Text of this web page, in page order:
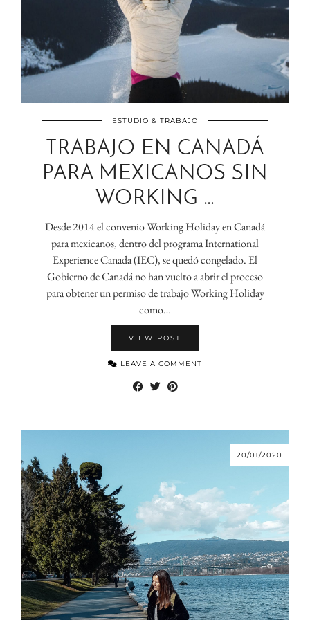
ESTUDIO & TRABAJO
TRABAJO EN CANADÁ
PARA MEXICANOS SIN
WORKING …
Desde 2014 el convenio Working Holiday en Canadá
para mexicanos, dentro del programa International
Experience Canada (IEC), se quedó congelado. El
Gobierno de Canadá no han vuelto a abrir el proceso
para obtener un permiso de trabajo Working Holiday
como…
VIEW POST
LEAVE A COMMENT
20/01/2020